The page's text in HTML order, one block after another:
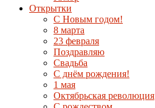
Открытки
С Новым годом!
8 марта
23 февраля
Поздравляю
Свадьба
С днём рождения!
1 мая
Октябрьская революция